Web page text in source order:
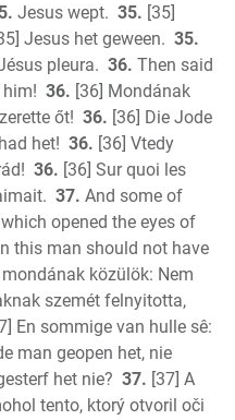
Jesus wept. 35. [35]
Jesus het geween. 35.
pleura. 36. Then said
36. [36] Mondának
őt! 36. [36] Die Jode
het! 36. [36] Vtedy
36. [36] Sur quoi les
37. And some of
opened the eyes of
this man should not have
közülök: Nem
szemét felnyitotta,
En sommige van hulle sê:
man geopen het, nie
het nie? 37. [37] A
tento, ktorý otvoril oči